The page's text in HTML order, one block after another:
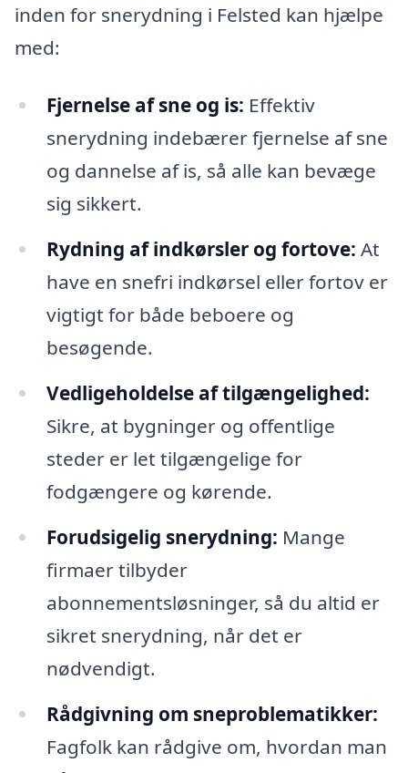
inden for snerydning i Felsted kan hjælpe
med:
Fjernelse af sne og is: Effektiv
snerydning indebærer fjernelse af sne
og dannelse af is, så alle kan bevæge
sig sikkert.
Rydning af indkørsler og fortove: At
have en snefri indkørsel eller fortov er
vigtigt for både beboere og
besøgende.
Vedligeholdelse af tilgængelighed:
Sikre, at bygninger og offentlige
steder er let tilgængelige for
fodgængere og kørende.
Forudsigelig snerydning: Mange
firmaer tilbyder
abonnementsløsninger, så du altid er
sikret snerydning, når det er
nødvendigt.
Rådgivning om sneproblematikker:
Fagfolk kan rådgive om, hvordan man